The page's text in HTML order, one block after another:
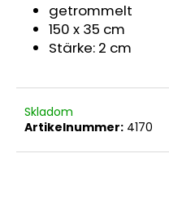
getrommelt
150 x 35 cm
Stärke: 2 cm
Skladom
Artikelnummer: 4170
f
e
h
e